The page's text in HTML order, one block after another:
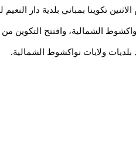
نواكشوط الشمالية، وافتتح
ولايات نواكشوط الشمالية.